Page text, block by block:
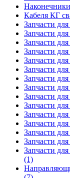
Кабеля КГ
Запчасти
Запчасти
Запчасти
Запчасти
Запчасти
Запчасти
Запчасти
Запчасти
Запчасти
Запчасти
Запчасти
Запчасти
Запчасти
Запчасти
Запчасти
(1)